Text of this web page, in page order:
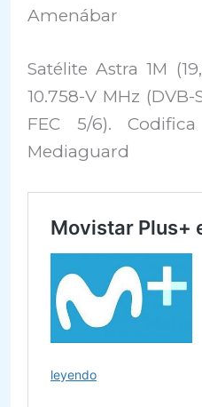
Amenábar
Satélite Astra 1M
10.758-V MHz (DVB-
FEC 5/6).
Mediaguard